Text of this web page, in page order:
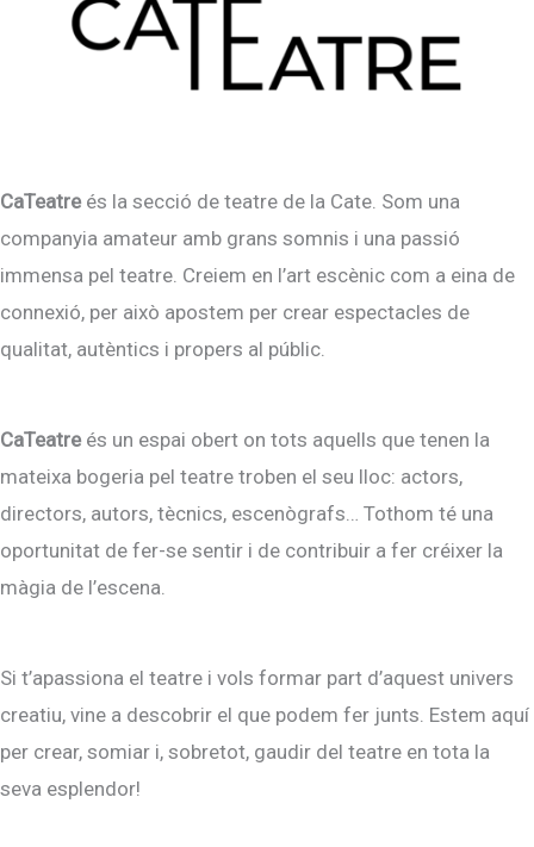
CaTeatreés la secció de teatre de la Cate. Som una
companyia amateur amb grans somnis i una passió
immensa pel teatre. Creiem en l’art escènic com a eina de
connexió, per això apostem per crear espectacles de
qualitat, autèntics i propers al públic.
CaTeatreés un espai obert on tots aquells que tenen la
mateixa bogeria pel teatre troben el seu lloc: actors,
directors, autors, tècnics, escenògrafs… Tothom té una
oportunitat de fer-se sentir i de contribuir a fer créixer la
màgia de l’escena.
Si t’apassiona el teatre i vols formar part d’aquest univers
creatiu, vine a descobrir el que podem fer junts. Estem aquí
per crear, somiar i, sobretot, gaudir del teatre en tota la
seva esplendor!